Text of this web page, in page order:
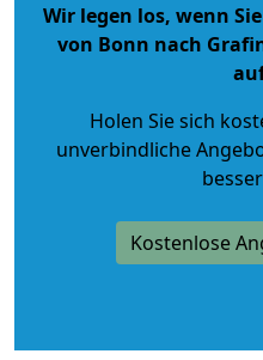
Wir legen los, wenn
von Bonn nach
Holen Sie sich
unverbindliche
Kostenlose